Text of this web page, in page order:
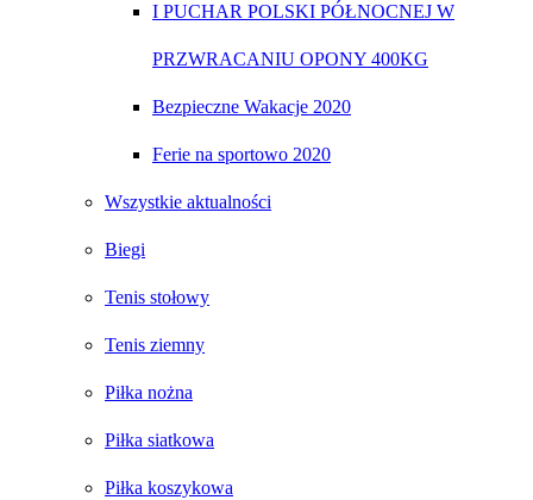
I PUCHAR POLSKI PÓŁNOCNEJ W
PRZWRACANIU OPONY 400KG
Bezpieczne Wakacje 2020
Ferie na sportowo 2020
Wszystkie aktualności
Biegi
Tenis stołowy
Tenis ziemny
Piłka nożna
Piłka siatkowa
Piłka koszykowa